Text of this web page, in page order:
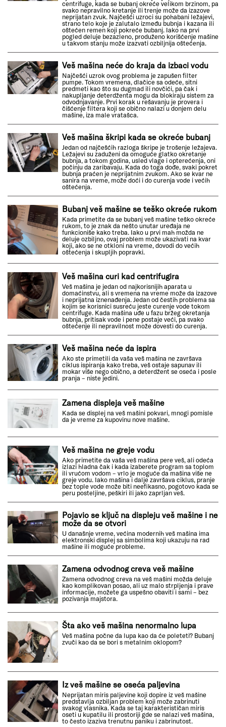
centrifuge, kada se bubanj okreće velikom brzinom, pa
svako nepravilno kretanje ili trenje može da izazove
neprijatan zvuk. Najčešći uzroci su pohabani ležajevi,
strano telo koje je zalutalo između bubnja i kazana ili
oštećen remen koji pokreće bubanj. Iako na prvi
pogled deluje bezazleno, produženo korišćenje mašine
u takvom stanju može izazvati ozbiljnija oštećenja.
Veš mašina neće do kraja da izbaci vodu
Najčešći uzrok ovog problema je zapušen filter
pumpe. Tokom vremena, dlačice sa odeće, sitni
predmeti kao što su dugmad ili novčići, pa čak i
nakupljanje deterdženta mogu da blokiraju sistem za
odvodnjavanje. Prvi korak u rešavanju je provera i
čišćenje filtera koji se obično nalazi u donjem delu
mašine, iza male vratašca.
Veš mašina škripi kada se okreće bubanj
Jedan od najčešćih razloga škripe je trošenje ležajeva.
Ležajevi su zaduženi da omoguće glatko okretanje
bubnja, a tokom godina, usled vlage i opterećenja, oni
počinju da zaribavaju. Kada do toga dođe, svaki pokret
bubnja praćen je neprijatnim zvukom. Ako se kvar ne
sanira na vreme, može doći i do curenja vode i većih
oštećenja.
Bubanj veš mašine se teško okreće rukom
Kada primetite da se bubanj veš mašine teško okreće
rukom, to je znak da nešto unutar uređaja ne
funkcioniše kako treba. Iako u prvi mah možda ne
deluje ozbiljno, ovaj problem može ukazivati na kvar
koji, ako se ne otkloni na vreme, dovodi do većih
oštećenja i skupljih popravki.
Veš mašina curi kad centrifugira
Veš mašina je jedan od najkorisnijih aparata u
domaćinstvu, ali s vremena na vreme može da izazove
i neprijatna iznenađenja. Jedan od čestih problema sa
kojim se korisnici susreću jeste curenje vode tokom
centrifuge. Kada mašina uđe u fazu bržeg okretanja
bubnja, pritisak vode i pene postaje veći, pa svako
oštećenje ili nepravilnost može dovesti do curenja.
Veš mašina neće da ispira
Ako ste primetili da vaša veš mašina ne završava
ciklus ispiranja kako treba, veš ostaje sapunav ili
mokar više nego obično, a deterdžent se oseća i posle
pranja – niste jedini.
Zamena displeja veš mašine
Kada se displej na veš mašini pokvari, mnogi pomisle
da je vreme za kupovinu nove mašine.
Veš mašina ne greje vodu
Ako primetite da vaša veš mašina pere veš, ali odeća
izlazi hladna čak i kada izaberete program sa toplom
ili vrućom vodom – vrlo je moguće da mašina više ne
greje vodu. Iako mašina i dalje završava ciklus, pranje
bez tople vode može biti neefikasno, pogotovo kada se
peru posteljine, peškiri ili jako zaprljan veš.
Pojavio se ključ na displeju veš mašine i ne
može da se otvori
U današnje vreme, većina modernih veš mašina ima
elektronski displej sa simbolima koji ukazuju na rad
mašine ili moguće probleme.
Zamena odvodnog creva veš mašine
Zamena odvodnog creva na veš mašini možda deluje
kao komplikovan posao, ali uz malo strpljenja i prave
informacije, možete ga uspešno obaviti i sami – bez
pozivanja majstora.
Šta ako veš mašina nenormalno lupa
Veš mašina počne da lupa kao da će poleteti? Bubanj
zvuči kao da se bori s metalnim oklopom?
Iz veš mašine se oseća paljevina
Neprijatan miris paljevine koji dopire iz veš mašine
predstavlja ozbiljan problem koji može zabrinuti
svakog vlasnika. Kada se taj karakterističan miris
oseti u kupatilu ili prostoriji gde se nalazi veš mašina,
to često izaziva trenutnu paniku i zabrinutost.